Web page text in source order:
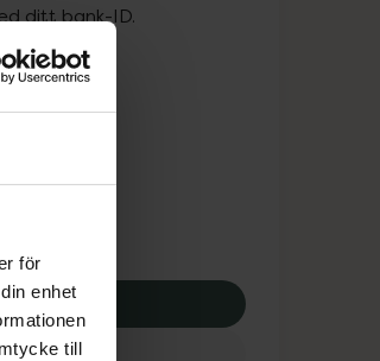
för
enhet
till
ditt bank-ID.